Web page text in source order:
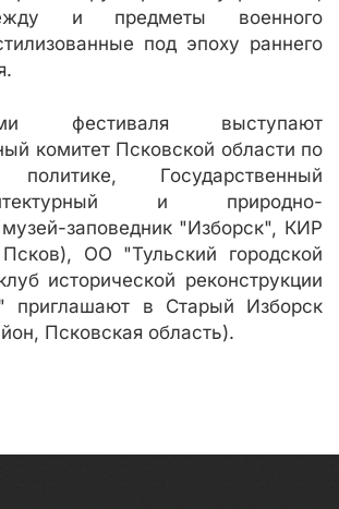
и предметы военного
под эпоху раннего
фестиваля выступают
комитет Псковской области по
Государственный
и природно-
заповедник "Изборск", КИР
ОО "Тульский городской
исторической реконструкции
приглашают в Старый Изборск
Псковская область).